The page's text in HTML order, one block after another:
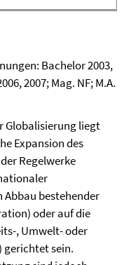
Bachelor 2003,
2007; Mag. NF; M.A.
Globalisierung liegt
Expansion des
Regelwerke
Abbau bestehender
oder auf die
, Umwelt- oder
gerichtet sein.